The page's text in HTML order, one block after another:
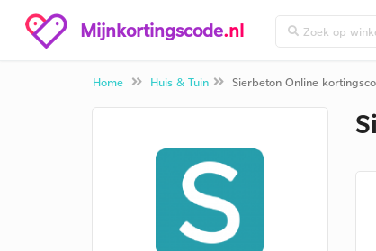
Mijnkortingscode.nl
Home Huis & Tuin Sierbeton Online